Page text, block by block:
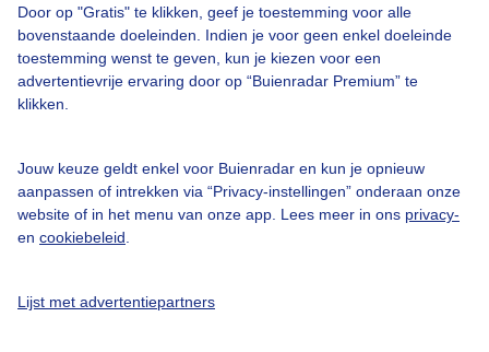
Door op "Gratis" te klikken, geef je toestemming voor alle
bovenstaande doeleinden. Indien je voor geen enkel doeleinde
toestemming wenst te geven, kun je kiezen voor een
advertentievrije ervaring door op “Buienradar Premium” te
klikken.
Jouw keuze geldt enkel voor Buienradar en kun je opnieuw
aanpassen of intrekken via “Privacy-instellingen” onderaan onze
website of in het menu van onze app. Lees meer in ons privacy-
en cookiebeleid
Lijst met advertentiepartners
Gebruikersvoorwaarden
Adverteren
Buienradar Team
Cookie beleid
Privacy instellingen
Gratis weerdata
@BuienradarNL